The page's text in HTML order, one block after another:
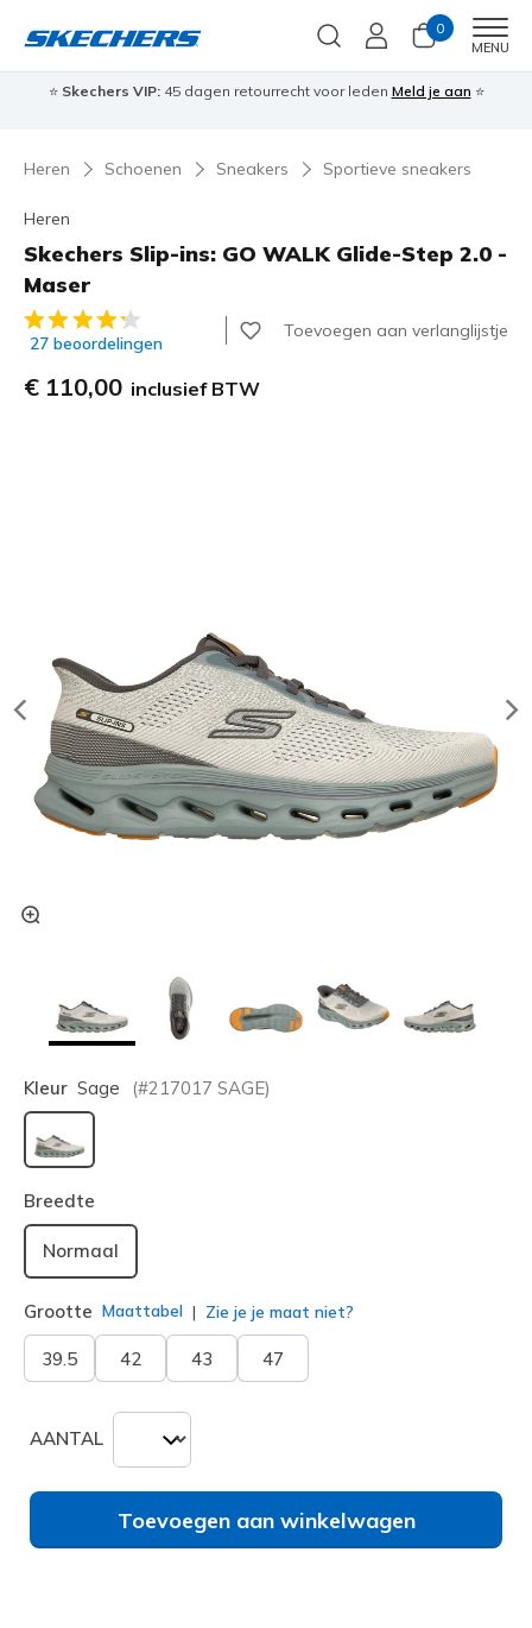
0
MENU
⭐ Skechers VIP:45 dagen retourrecht voor leden Meld je aan ⭐
Heren Schoenen Sneakers Sportieve sneakers
Heren
Skechers Slip-ins: GO WALK Glide-Step 2.0 -
Maser
5 van de 5 klantbeoordelingen
27 beoordelingen
Toevoegen aan verlanglijstje
€ 110,00 inclusief BTW
Kleur Sage (#217017 SAGE)
geselecteerd
Breedte
Normaal
Grootte Maattabel Zie je je maat niet?
39.5 42 43 47
AANTAL
Toevoegen aan winkelwagen